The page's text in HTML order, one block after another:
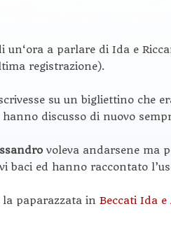
un‘ora a parlare di Ida e
registrazione).
su un bigliettino che
discusso di nuovo
voleva andarsene ma
baci ed hanno raccontato
paparazzata in Beccati Ida